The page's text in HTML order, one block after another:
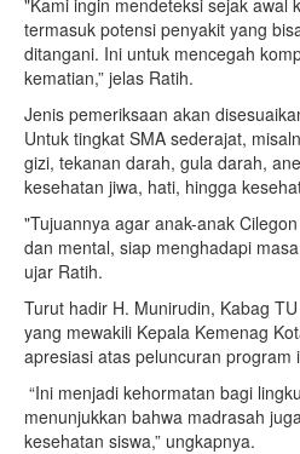
termasuk potensi penyakit yang
ditangani. Ini untuk mencegah
kematian,” jelas Ratih.
Jenis pemeriksaan akan
Untuk tingkat SMA sederajat,
gizi, tekanan darah, gula darah,
kesehatan jiwa, hati, hingga
"Tujuannya agar anak-anak
dan mental, siap menghadapi
ujar Ratih.
Turut hadir H. Munirudin, Kabag
yang mewakili Kepala Kemenag
apresiasi atas peluncuran program
“Ini menjadi kehormatan bagi
menunjukkan bahwa madrasah
kesehatan siswa,” ungkapnya.